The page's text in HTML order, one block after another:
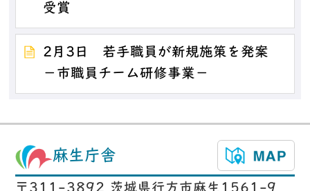
受賞
2月3日 若手職員が新規施策を発案
－市職員チーム研修事業－
麻生庁舎